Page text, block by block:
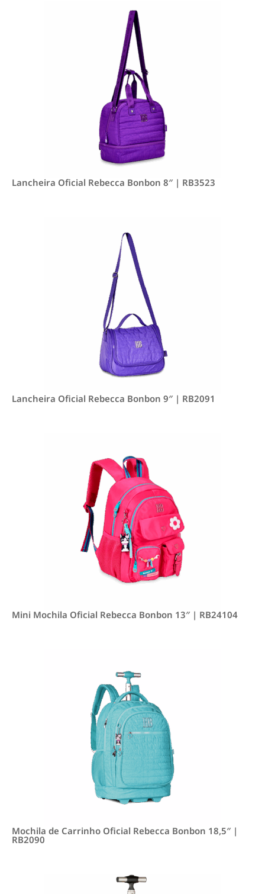
Lancheira Oficial Rebecca Bonbon 8″ | RB3523
Lancheira Oficial Rebecca Bonbon 9″ | RB2091
Mini Mochila Oficial Rebecca Bonbon 13″ | RB24104
Mochila de Carrinho Oficial Rebecca Bonbon 18,5″ |
RB2090